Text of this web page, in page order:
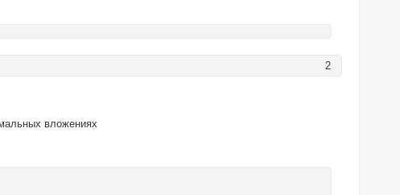
2
вложениях